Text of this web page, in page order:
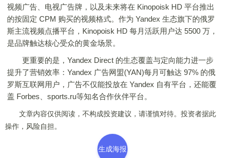
视频广告、电视广告牌，以及未来将在 Kinopoisk HD 平台推出
的按固定 CPM 购买的视频格式。作为 Yandex 生态旗下的俄罗
斯主流视频点播平台，Kinopoisk HD 每月活跃用户达 5500 万，
是品牌触达核心受众的黄金场景。
更重要的是，Yandex Direct 的生态覆盖与定向能力进一步
提升了营销效率：Yandex 广告网盟(YAN)每月可触达 97% 的俄
罗斯互联网用户，广告不仅能投放在 Yandex 自有平台，还能覆
盖 Forbes、sports.ru等知名合作伙伴平台。
文章内容仅供阅读，不构成投资建议，请谨慎对待。投资者据此
操作，风险自担。
生成海报